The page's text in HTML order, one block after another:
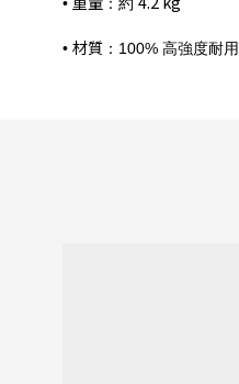
• 材質 ：100% 高強度耐